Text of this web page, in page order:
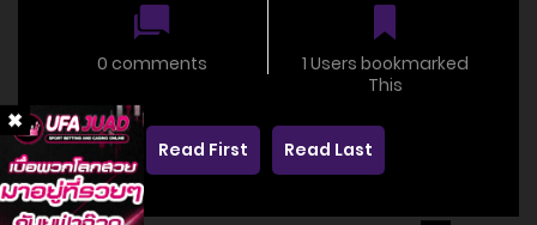
0 comments
1 Users bookmarked
This
Read First Read Last